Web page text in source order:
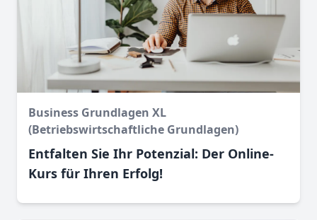
Business Grundlagen XL
(Betriebswirtschaftliche Grundlagen)
Entfalten Sie Ihr Potenzial: Der Online-
Kurs für Ihren Erfolg!